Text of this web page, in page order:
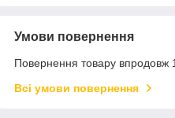
Умови повернення
Повернення товару впродовж
Всі умови повернення